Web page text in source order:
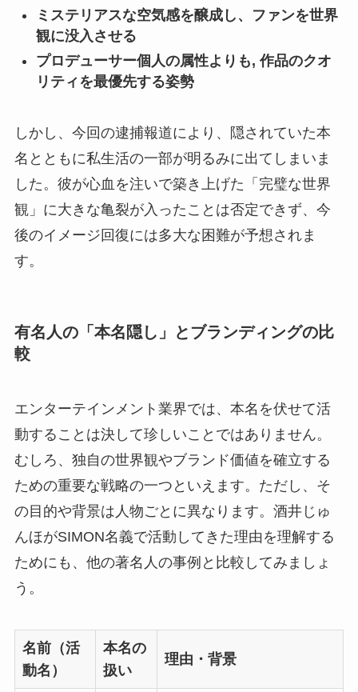
ミステリアスな空気感を醸成し、ファンを世界
観に没入させる
プロデューサー個人の属性よりも, 作品のクオ
リティを最優先する姿勢
しかし、今回の逮捕報道により、隠されていた本
名とともに私生活の一部が明るみに出てしまいま
した。彼が心血を注いで築き上げた「完璧な世界
観」に大きな亀裂が入ったことは否定できず、今
後のイメージ回復には多大な困難が予想されま
す。
有名人の「本名隠し」とブランディングの比
較
エンターテインメント業界では、本名を伏せて活
動することは決して珍しいことではありません。
むしろ、独自の世界観やブランド価値を確立する
ための重要な戦略の一つといえます。ただし、そ
の目的や背景は人物ごとに異なります。酒井じゅ
んほがSIMON名義で活動してきた理由を理解する
ためにも、他の著名人の事例と比較してみましょ
う。
名前（活
動名）
本名の
扱い
理由・背景